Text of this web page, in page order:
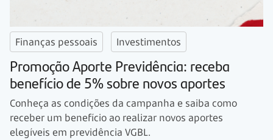
Finanças pessoais Investimentos
Promoção Aporte Previdência: receba
benefício de 5% sobre novos aportes
Conheça as condições da campanha e saiba como
receber um benefício ao realizar novos aportes
elegíveis em previdência VGBL.